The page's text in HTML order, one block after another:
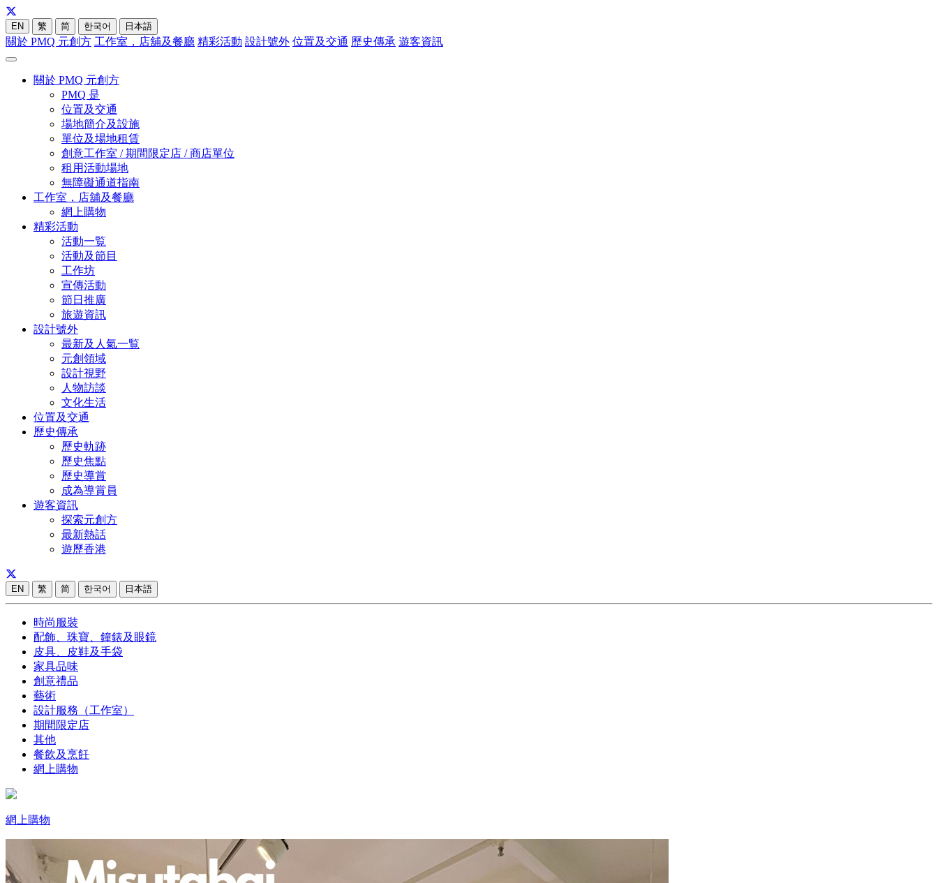
EN 繁 简 한국어 日本語
關於 PMQ 元創方 工作室，店舖及餐廳 精彩活動 設計號外 位置及交通 歷史傳承 遊客資訊
關於 PMQ 元創方
PMQ 是
位置及交通
場地簡介及設施
單位及場地租賃
創意工作室 / 期間限定店 / 商店單位
租用活動場地
無障礙通道指南
工作室，店舖及餐廳
網上購物
精彩活動
活動一覧
活動及節目
工作坊
宣傳活動
節日推廣
旅遊資訊
設計號外
最新及人氣一覧
元創領域
設計視野
人物訪談
文化生活
位置及交通
歷史傳承
歷史軌跡
歷史焦點
歷史導賞
成為導賞員
遊客資訊
探索元創方
最新熱話
遊歷香港
EN 繁 简 한국어 日本語
時尚服裝
配飾、珠寶、鐘錶及眼鏡
皮具、皮鞋及手袋
家具品味
創意禮品
藝術
設計服務（工作室）
期間限定店
其他
餐飲及烹飪
網上購物
網上購物